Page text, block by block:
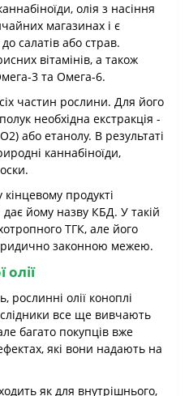
олія з насіння
магазинах і є
салатів або страв.
вітамінів, а також
3 та Омега-6.
частин рослини. Для його
необхідна екстракція -
або етанолу. В результаті
каннабіноїди,
продукті
дає йому назву КБД. У такій
ТГК, але його
законною межею.
рослинні олії коноплі
все ще вивчають
багато покупців вже
які вони надають на
як для внутрішнього,